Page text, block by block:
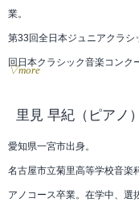
業。
第33回全日本ジュニアクラ
回日本クラシック音楽コンク
演。豊田市ジュニアオーケス
▽more
里見 早紀 （ピアノ）
愛知県一宮市出身。
名古屋市立菊里高等学校音楽
アノコース卒業。在学中、選